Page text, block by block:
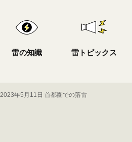
雷の知識 雷トピックス
2023年5月11日 首都圏での落雷